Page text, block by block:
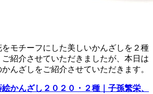
モチーフにした美しいかんざしを２種
ご紹介させていただきましたが、本日は
んざしをご紹介させていただきます。
かんざし２０２０・２種｜子孫繁栄、